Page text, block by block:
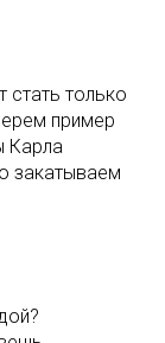
стать только
пример
Карла
закатываем